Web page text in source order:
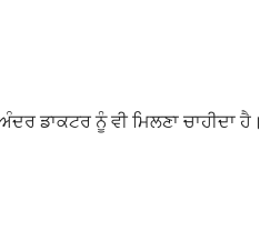
ਡਾਕਟਰ ਨੂੰ ਵੀ ਮਿਲਣਾ ਚਾਹੀਦਾ ਹੈ।